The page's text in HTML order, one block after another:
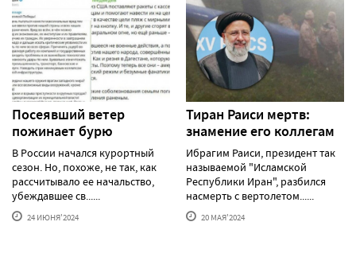
Посеявший ветер
пожинает бурю
В России начался курортный
сезон. Но, похоже, не так, как
рассчитывало ее начальство,
убеждавшее св......
24 ИЮНЯ'2024
Тиран Раиси мертв:
знамение его коллегам
Ибрагим Раиси, президент так
называемой "Исламской
Республики Иран", разбился
насмерть с вертолетом......
20 МАЯ'2024